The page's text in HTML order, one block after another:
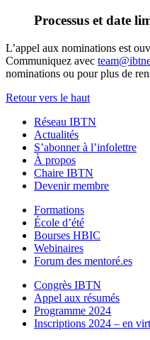
Processus et date
L’appel aux nominations est
Communiquez avec
nominations ou pour plus de
Retour vers le haut
Réseau IBTN
Actualités
S’abonner à l’infolettre
À propos
Chaire IBTN
Devenir membre
Formations
École d’été
Bourses HBIC
Webinaires
Forum des mentoré.es
Congrès IBTN
Appel aux résumés
Programme 2024
Inscriptions 2024 – en